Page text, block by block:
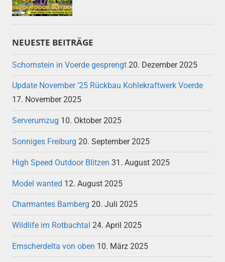
NEUESTE BEITRÄGE
Schornstein in Voerde gesprengt 20. Dezember 2025
Update November ’25 Rückbau Kohlekraftwerk Voerde
17. November 2025
Serverumzug 10. Oktober 2025
Sonniges Freiburg 20. September 2025
High Speed Outdoor Blitzen 31. August 2025
Model wanted 12. August 2025
Charmantes Bamberg 20. Juli 2025
Wildlife im Rotbachtal 24. April 2025
Emscherdelta von oben 10. März 2025